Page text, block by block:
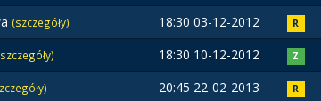
(szczegóły) 18:30 03-12-2012 R
18:30 10-12-2012 Z
20:45 22-02-2013 R